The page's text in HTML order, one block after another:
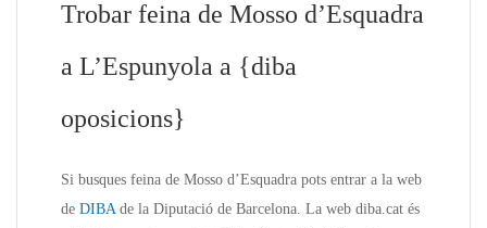
Trobar feina de Mosso d’Esquadra
a L’Espunyola a {diba
oposicions}
Si busques feina de Mosso d’Esquadra pots entrar a la web
de DIBAde la Diputació de Barcelona. La web diba.cat és